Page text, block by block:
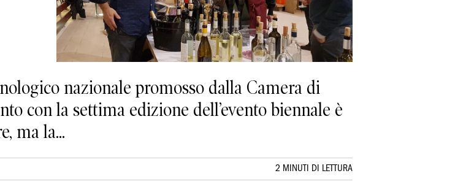
nazionale promosso dalla Camera di
con la settima edizione dell’evento biennale è
ma la...
2 MINUTI DI LETTURA